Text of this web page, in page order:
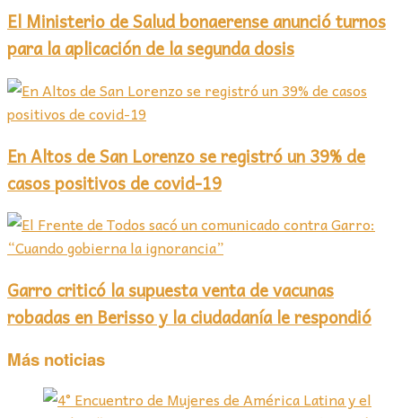
El Ministerio de Salud bonaerense anunció turnos
para la aplicación de la segunda dosis
En Altos de San Lorenzo se registró un 39% de
casos positivos de covid-19
Garro criticó la supuesta venta de vacunas
robadas en Berisso y la ciudadanía le respondió
Más noticias